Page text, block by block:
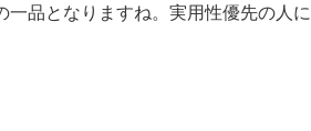
品となりますね。実用性優先の人に